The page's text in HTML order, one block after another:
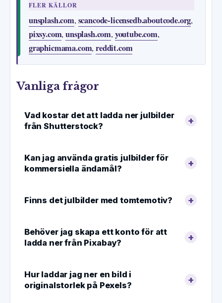
FLER KÄLLOR
unsplash.com, scancode-licensedb.aboutcode.org,
pixsy.com,unsplash.com, youtube.com,
graphicmama.com,reddit.com
Vanliga frågor
Vad kostar det att ladda ner julbilder
från Shutterstock?
Kan jag använda gratis julbilder för
kommersiella ändamål?
Finns det julbilder med tomtemotiv?
Behöver jag skapa ett konto för att
ladda ner från Pixabay?
Hur laddar jag ner en bild i
originalstorlek på Pexels?